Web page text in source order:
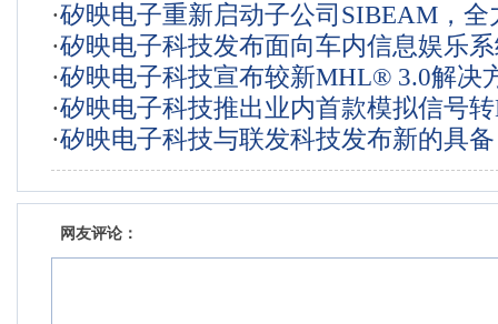
的SUPERMHL™/HDMI 2.0端口处理器
·矽映电子重新启动子公司SIBEAM，全
米波产品、技术和解决方案市场领域发
·矽映电子科技发布面向车内信息娱乐
汽车级MHL®产品系列
·矽映电子科技宣布较新MHL® 3.0解决
应用于努比亚旗舰智能手机nubiaZ7
·矽映电子科技推出业内首款模拟信号
和模拟信号转MHL®转换器产品系列
·矽映电子科技与联发科技发布新的具
功能的智能手机参考设计
网友评论：